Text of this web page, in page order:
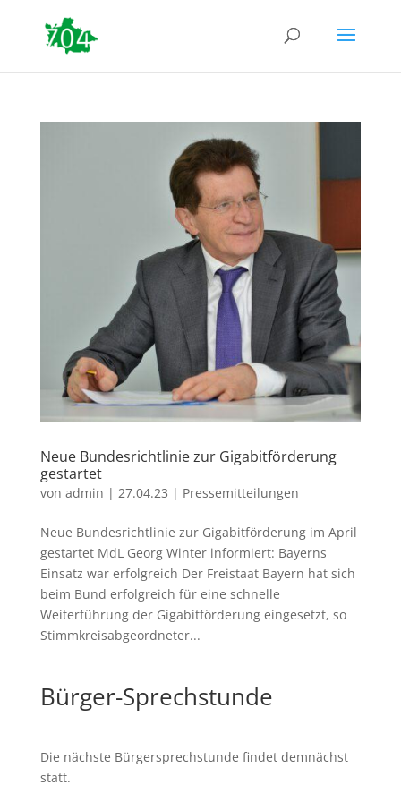
Neue Bundesrichtlinie zur Gigabitförderung
gestartet
von admin | 27.04.23 | Pressemitteilungen
Neue Bundesrichtlinie zur Gigabitförderung im April
gestartet MdL Georg Winter informiert: Bayerns
Einsatz war erfolgreich Der Freistaat Bayern hat sich
beim Bund erfolgreich für eine schnelle
Weiterführung der Gigabitförderung eingesetzt, so
Stimmkreisabgeordneter...
Bürger-Sprechstunde
Die nächste Bürgersprechstunde findet demnächst
statt.